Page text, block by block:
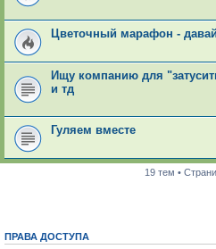
Цветочный марафон -
Ищу компанию для
и тд
Гуляем вместе
19 тем •
ПРАВА ДОСТУПА